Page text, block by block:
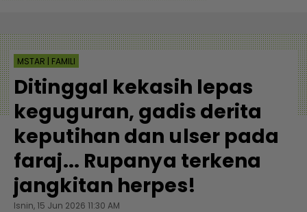
MSTAR | FAMILI
Ditinggal kekasih lepas
keguguran, gadis derita
keputihan dan ulser pada
faraj... Rupanya terkena
jangkitan herpes!
Isnin, 15 Jun 2026 11:30 AM